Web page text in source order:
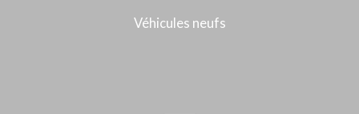
Véhicules neufs